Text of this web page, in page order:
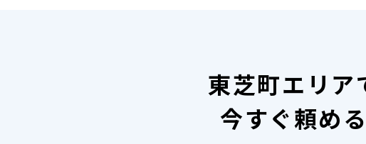
東芝町エリア
今すぐ頼め